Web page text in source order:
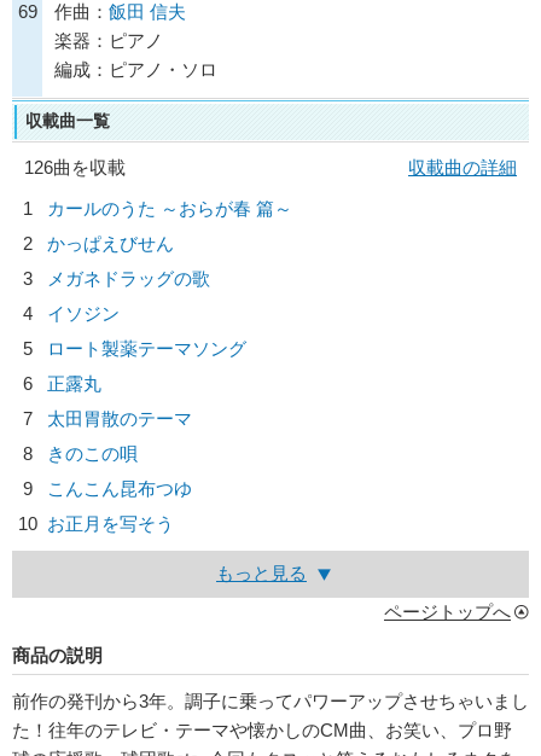
69
作曲： 飯田 信夫
楽器：ピアノ
編成：ピアノ・ソロ
収載曲一覧
126曲を収載
収載曲の詳細
1
カールのうた ～おらが春 篇～
2
かっぱえびせん
3
メガネドラッグの歌
4
イソジン
5
ロート製薬テーマソング
6
正露丸
7
太田胃散のテーマ
8
きのこの唄
9
こんこん昆布つゆ
10 お正月を写そう
もっと見る
ページトップへ
商品の説明
前作の発刊から3年。調子に乗ってパワーアップさせちゃいまし
た！往年のテレビ・テーマや懐かしのCM曲、お笑い、プロ野